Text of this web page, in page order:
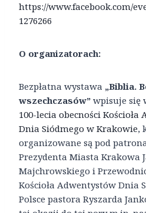
https://www.facebook.com/
1276266
O organizatorach:
Bezpłatna wystawa „Biblia.
wszechczasów” wpisuje się
100-lecia obecności Kościoła
Dnia Siódmego w Krakowie,
organizowane są pod
Prezydenta Miasta Krakowa
Majchrowskiego i
Kościoła Adwentystów Dnia
Polsce pastora Ryszarda